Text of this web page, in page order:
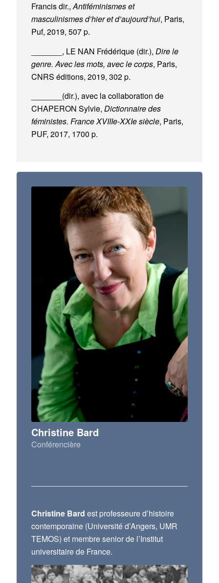
Francis dir.,Antiféminismes et
masculinismes d’hier et d’aujourd’hui, Paris,
Puf, 2019, 507 p.
_______, LE NAN Frédérique (dir.), Dire le
genre. Avec les mots, avec le corps, Paris,
CNRS éditions, 2019, 302 p.
_______(dir.), avec la collaboration de
CHAPERON Sylvie, Dictionnaire des
féministes. France XVIIIe-XXIe siècle, Paris,
PUF, 2017, 1700 p.
Christine Bard
Conférencière
Christine Bard est professeure d’histoire
contemporaine (Université d’Angers, UMR
TEMOS) et membre senior de l’Institut
universitaire de France.